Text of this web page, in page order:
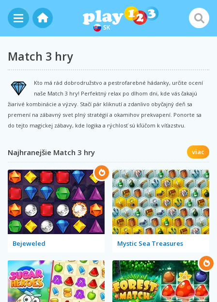
SK
Match 3 hry
Kto má rád dobrodružstvo a pestrofarebné hádanky, určite ocení
naše Match 3 hry! Perfektný relax po dlhom dni, kde vás čakajú
žiarivé kombinácie a výzvy. Stačí pár kliknutí a zdanlivo obyčajný deň sa
premení na zábavný svet plný stratégií a okamihov prekvapení. Ponorte sa
do tejto magickej zábavy, kde logika a rýchlosť sú kľúčom k víťazstvu.
Najhranejšie Match 3 hry viac
Bejeweled Mystic Sea Treasures